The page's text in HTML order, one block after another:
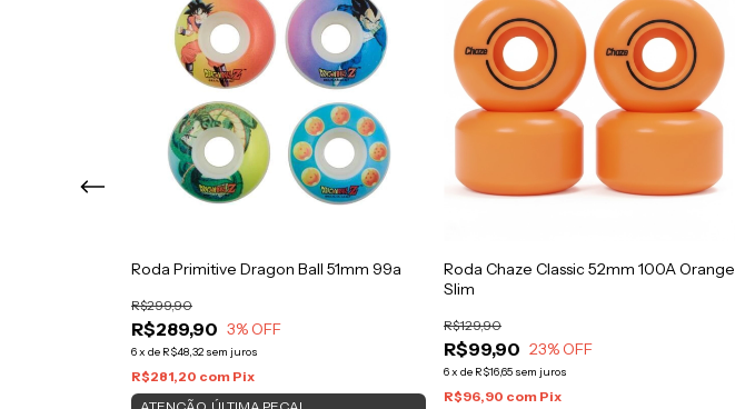
Roda Primitive Dragon Ball 51mm 99a
R$289,90
R$299,90
3% OFF
6x de R$48,32 sem juros
R$281,20 com Pix
Roda Chaze Classic 52mm 100A Orange
Slim
R$99,90
R$129,90
23% OFF
6x de R$16,65 sem juros
R$96,90 com Pix